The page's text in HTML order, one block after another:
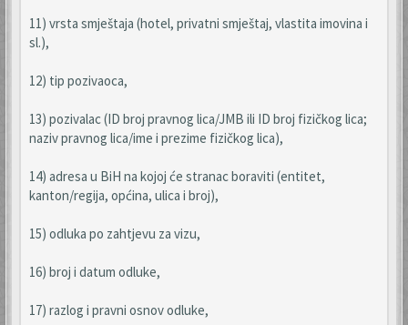
11) vrsta smještaja (hotel, privatni smještaj, vlastita imovina i
sl.),
12) tip pozivaoca,
13) pozivalac (ID broj pravnog lica/JMB ili ID broj fizičkog lica;
naziv pravnog lica/ime i prezime fizičkog lica),
14) adresa u BiH na kojoj će stranac boraviti (entitet,
kanton/regija, općina, ulica i broj),
15) odluka po zahtjevu za vizu,
16) broj i datum odluke,
17) razlog i pravni osnov odluke,